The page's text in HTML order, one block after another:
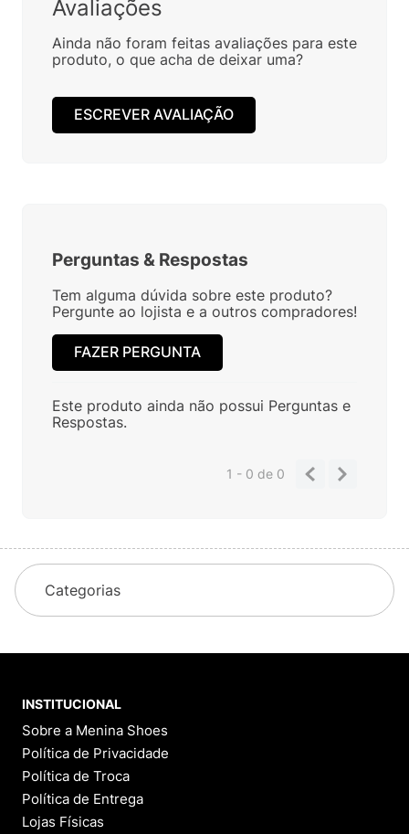
Avaliações
Ainda não foram feitas avaliações para este
produto, o que acha de deixar uma?
ESCREVER AVALIAÇÃO
Perguntas & Respostas
Tem alguma dúvida sobre este produto?
Pergunte ao lojista e a outros compradores!
FAZER PERGUNTA
Este produto ainda não possui Perguntas e
Respostas.
1 - 0de 0
Categorias
INSTITUCIONAL
Sobre a Menina Shoes
Política de Privacidade
Política de Troca
Política de Entrega
Lojas Físicas